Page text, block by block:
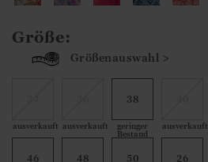
Größe:
Größenauswahl >
ausverkauft ausverkauft
38
geringer
Bestand
ausverkauft
46 48 50 26